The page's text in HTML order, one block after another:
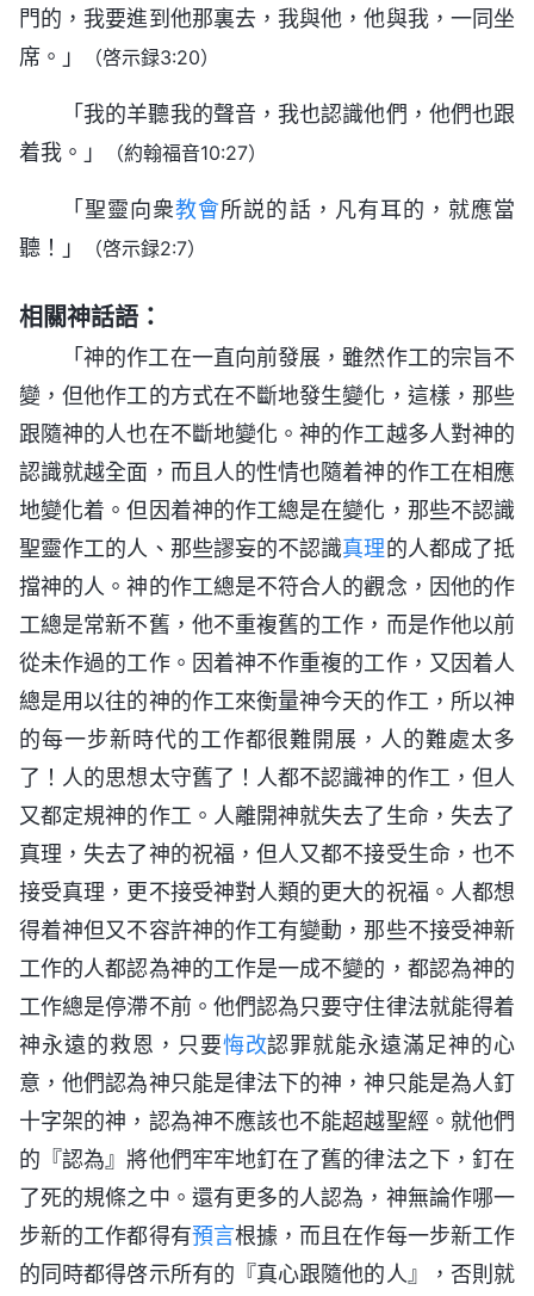
門的，我要進到他那裏去，我與他，他與我，一同坐
席。」
（啓示録3:20）
「我的羊聽我的聲音，我也認識他們，他們也跟
着我。」
（約翰福音10:27）
「聖靈向衆教會所説的話，凡有耳的，就應當
聽！」
（啓示録2:7）
相關神話語：
「神的作工在一直向前發展，雖然作工的宗旨不
變，但他作工的方式在不斷地發生變化，這樣，那些
跟隨神的人也在不斷地變化。神的作工越多人對神的
認識就越全面，而且人的性情也隨着神的作工在相應
地變化着。但因着神的作工總是在變化，那些不認識
聖靈作工的人、那些謬妄的不認識真理的人都成了抵
擋神的人。神的作工總是不符合人的觀念，因他的作
工總是常新不舊，他不重複舊的工作，而是作他以前
從未作過的工作。因着神不作重複的工作，又因着人
總是用以往的神的作工來衡量神今天的作工，所以神
的每一步新時代的工作都很難開展，人的難處太多
了！人的思想太守舊了！人都不認識神的作工，但人
又都定規神的作工。人離開神就失去了生命，失去了
真理，失去了神的祝福，但人又都不接受生命，也不
接受真理，更不接受神對人類的更大的祝福。人都想
得着神但又不容許神的作工有變動，那些不接受神新
工作的人都認為神的工作是一成不變的，都認為神的
工作總是停滯不前。他們認為只要守住律法就能得着
神永遠的救恩，只要悔改認罪就能永遠滿足神的心
意，他們認為神只能是律法下的神，神只能是為人釘
十字架的神，認為神不應該也不能超越聖經。就他們
的『認為』將他們牢牢地釘在了舊的律法之下，釘在
了死的規條之中。還有更多的人認為，神無論作哪一
步新的工作都得有預言根據，而且在作每一步新工作
的同時都得啓示所有的『真心跟隨他的人』，否則就